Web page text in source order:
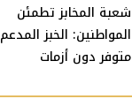
شعبة المخابز تطمئن
المواطنين: الخبز المدعم
متوفر دون أزمات